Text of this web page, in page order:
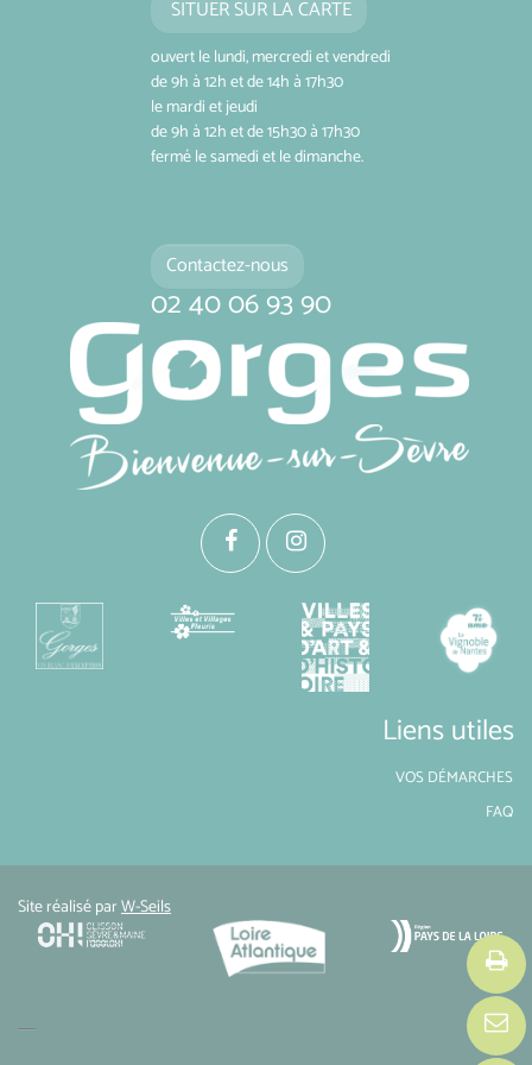
SITUER SUR LA CARTE
ouvert le lundi, mercredi et vendredi
de 9h à 12h et de 14h à 17h30
le mardi et jeudi
de 9h à 12h et de 15h30 à 17h30
fermé le samedi et le dimanche.
Contactez-nous
02 40 06 93 90
Liens utiles
VOS DÉMARCHES
FAQ
Site réalisé parW-Seils